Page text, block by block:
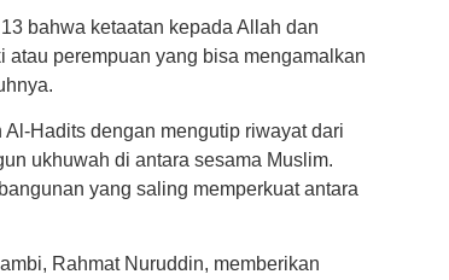
bahwa ketaatan kepada Allah dan
perempuan yang bisa mengamalkan
Hadits dengan mengutip riwayat dari
ukhuwah di antara sesama Muslim.
yang saling memperkuat antara
Rahmat Nuruddin, memberikan